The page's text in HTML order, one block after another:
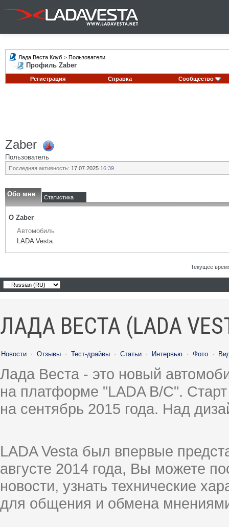
Лада Веста Клуб > Пользователи
Профиль Zaber
Регистрация Справка Сообщество
Zaber
Пользователь
Последняя активность: 17.07.2025 16:39
Обо мне Статистика
О Zaber
Автомобиль
LADA Vesta
Текущее
ЛАДА ВЕСТА (LADA
Новости · Отзывы · Тест-драйвы · Статьи · Интервью · Фото ·
Лада Веста - это новый
на платформе "LADA B/C".
на сентябрь 2015 года. Над
LADA Vesta был впервые
августе 2014 года, Вы можете
новости, узнать технические
для общения и обмена